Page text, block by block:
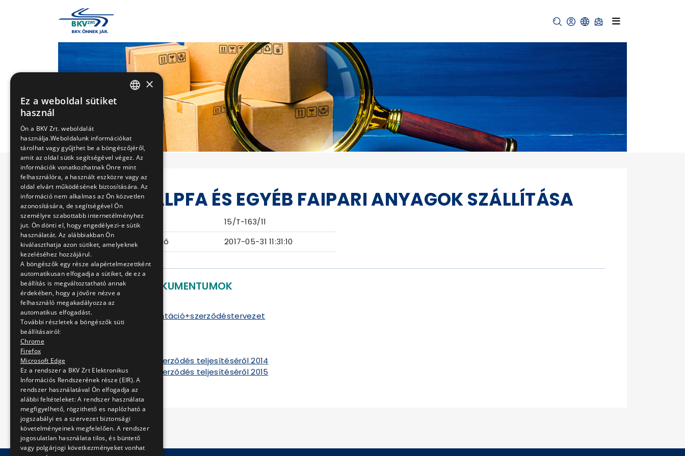
VÁLTÓTALPFA ÉS EGYÉB FAIPARI ANYAGOK SZÁLLÍTÁSA
Eljárás száma
15/T-163/11
Ajánlattételi határidő
2017-05-31 11:31:10
LETÖLTHETŐ DOKUMENTUMOK
Ajánlati felhívás
Ajánlati dokumentáció+szerződéstervezet
Mellékletek 1
Tájékoztató a szerződés teljesítéséről 2014
Tájékoztató a szerződés teljesítéséről 2015
×
Ez a weboldal sütiket
használ
Ön a BKV Zrt. weboldalát
használja.Weboldalunk információkat
tárolhat vagy gyűjthet be a böngészőjéről,
amit az oldal sütik segítségével végez. Az
információk vonatkozhatnak Önre mint
felhasználóra, a használt eszközre vagy az
oldal elvárt működésének biztosítására. Az
információ nem alkalmas az Ön közvetlen
azonosítására, de segítségével Ön
személyre szabottabb internetélményhez
jut. Ön dönti el, hogy engedélyezi-e sütik
használatát. Az alábbiakban Ön
kiválaszthatja azon sütiket, amelyeknek
kezeléséhez hozzájárul.
A böngészők egy része alapértelmezettként
automatikusan elfogadja a sütiket, de ez a
beállítás is megváltoztatható annak
érdekében, hogy a jövőre nézve a
felhasználó megakadályozza az
automatikus elfogadást.
További részletek a böngészők süti
beállításairól:
Chrome
Firefox
Microsoft Edge
Ez a rendszer a BKV Zrt Elektronikus
Információs Rendszerének része (EIR). A
rendszer használatával Ön elfogadja az
alábbi feltételeket: A rendszer használata
megfigyelhető, rögzithető es naplózható a
jogszabályi es a szervezet biztonsági
követelményeinek megfelelően. A rendszer
jogosulatlan használata tilos, és büntető
vagy polgárjogi következményeket vonhat